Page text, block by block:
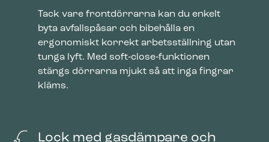
Tack vare frontdörrarna kan du enkelt
byta avfallspåsar och bibehålla en
ergonomiskt korrekt arbetsställning utan
tunga lyft. Med soft‑close‑funktionen
stängs dörrarna mjukt så att inga fingrar
kläms.
Lock med gasdämpare och